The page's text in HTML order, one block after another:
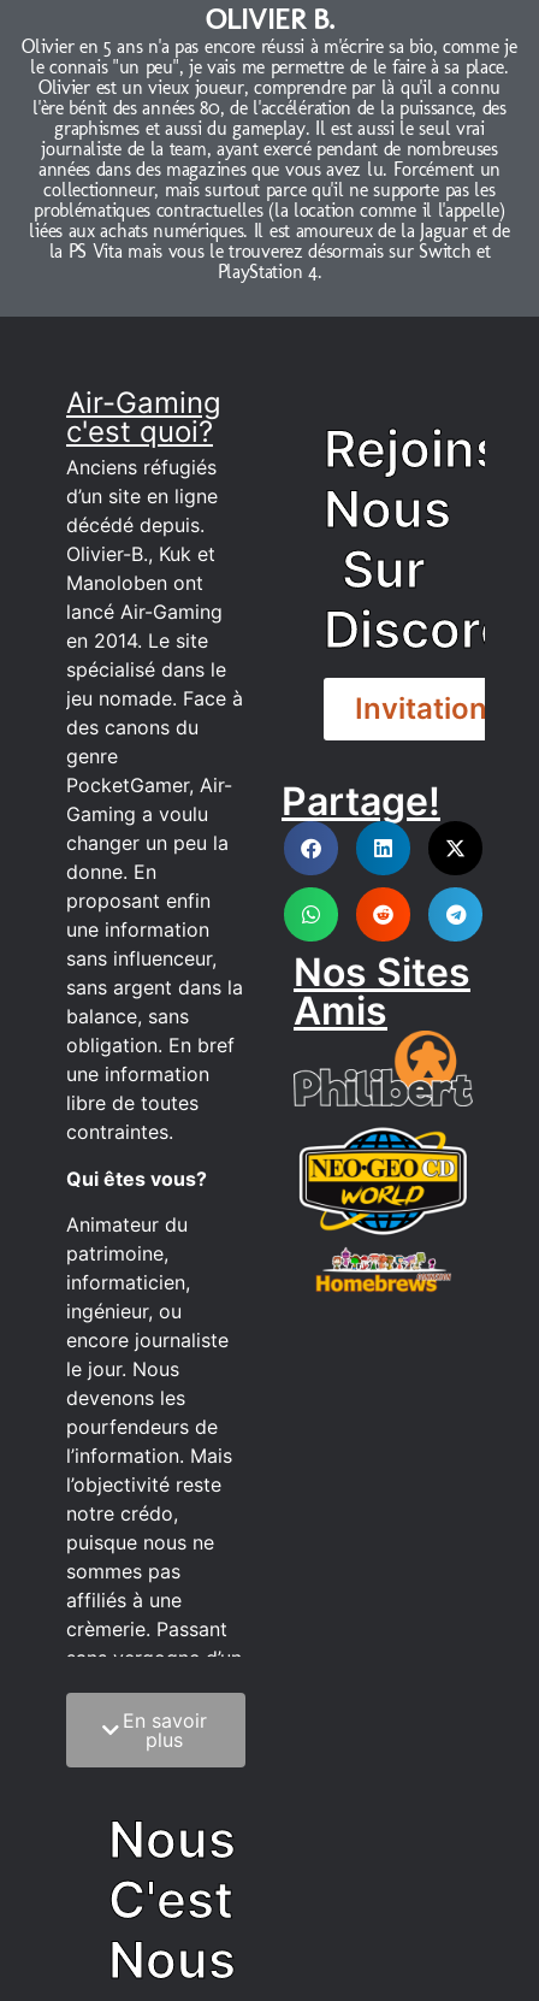
OLIVIER B.
Olivier en 5 ans n'a pas encore réussi à m'écrire sa bio, comme je
le connais "un peu", je vais me permettre de le faire à sa place.
Olivier est un vieux joueur, comprendre par là qu'il a connu
l'ère bénit des années 80, de l'accélération de la puissance, des
graphismes et aussi du gameplay. Il est aussi le seul vrai
journaliste de la team, ayant exercé pendant de nombreuses
années dans des magazines que vous avez lu. Forcément un
collectionneur, mais surtout parce qu'il ne supporte pas les
problématiques contractuelles (la location comme il l'appelle)
liées aux achats numériques. Il est amoureux de la Jaguar et de
la PS Vita mais vous le trouverez désormais sur Switch et
PlayStation 4.
Air-Gaming
c'est quoi?
Anciens réfugiés
d’un site en ligne
décédé depuis.
Olivier-B., Kuk et
Manoloben ont
lancé Air-Gaming
en 2014. Le site
spécialisé dans le
jeu nomade. Face à
des canons du
genre
PocketGamer, Air-
Gaming a voulu
changer un peu la
donne. En
proposant enfin
une information
sans influenceur,
sans argent dans la
balance, sans
obligation. En bref
une information
libre de toutes
contraintes.
Qui êtes vous?
Animateur du
patrimoine,
informaticien,
ingénieur, ou
encore journaliste
le jour. Nous
devenons les
pourfendeurs de
l’information. Mais
l’objectivité reste
notre crédo,
puisque nous ne
sommes pas
affiliés à une
crèmerie. Passant
sans vergogne d’un
éditeur à l’autre.
C’est quoi notre
méthode?
sagesse de la
vieillesse à une
grosse dose
d’autodérision. On
est du pur produit
écrit faisant très
En savoir
plus
Nous
C'est
Nous
Rejoins
Nous
Sur
Discord
Invitation
DISCORD
Partage!
Nos Sites
Amis